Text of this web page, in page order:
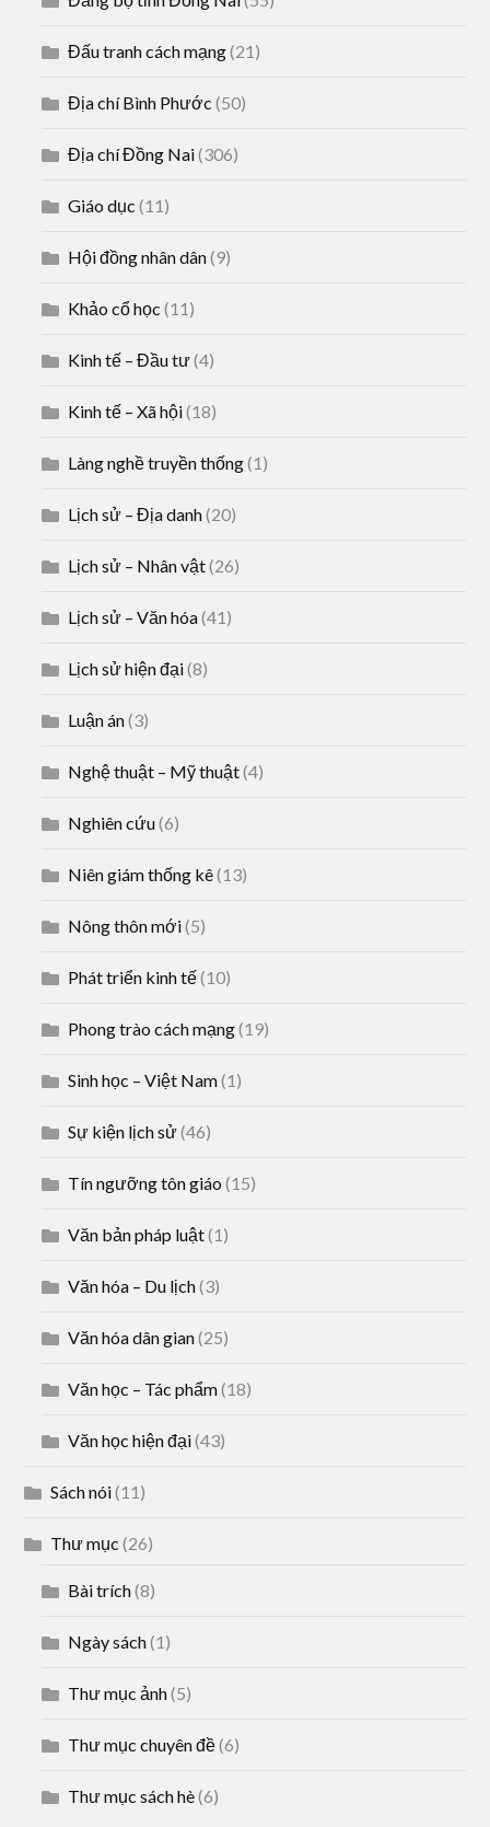
Đấu tranh cách mạng(21)
Địa chí Bình Phước (50)
Địa chí Đồng Nai(306)
Giáo dục (11)
Hội đồng nhân dân(9)
Khảo cổ học (11)
Kinh tế – Đầu tư(4)
Kinh tế – Xã hội(18)
Làng nghề truyền thống(1)
Lịch sử – Địa danh(20)
Lịch sử – Nhân vật(26)
Lịch sử – Văn hóa(41)
Lịch sử hiện đại(8)
Luận án(3)
Nghệ thuật – Mỹ thuật(4)
Nghiên cứu(6)
Niên giám thống kê(13)
Nông thôn mới(5)
Phát triển kinh tế(10)
Phong trào cách mạng(19)
Sinh học – Việt Nam(1)
Sự kiện lịch sử(46)
Tín ngưỡng tôn giáo (15)
Văn bản pháp luật(1)
Văn hóa – Du lịch(3)
Văn hóa dân gian(25)
Văn học – Tác phẩm(18)
Văn học hiện đại(43)
Sách nói(11)
Thư mục (26)
Bài trích(8)
Ngày sách(1)
Thư mục ảnh(5)
Thư mục chuyên đề(6)
Thư mục sách hè(6)